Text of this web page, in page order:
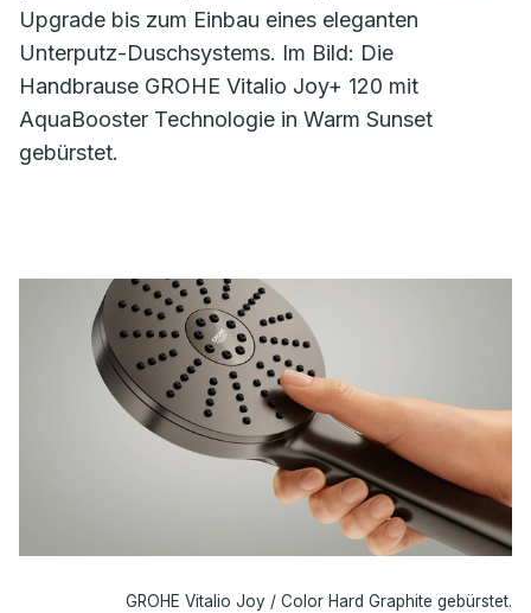
Upgrade bis zum Einbau eines eleganten
Unterputz-Duschsystems. Im Bild: Die
Handbrause GROHE Vitalio Joy+ 120 mit
AquaBooster Technologie in Warm Sunset
gebürstet.
GROHE Vitalio Joy / Color Hard Graphite gebürstet.